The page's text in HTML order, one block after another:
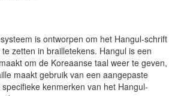
is ontworpen om het Hangul-schrift
zetten in brailletekens. Hangul is een
om de Koreaanse taal weer te geven,
maakt gebruik van een aangepaste
kenmerken van het Hangul-